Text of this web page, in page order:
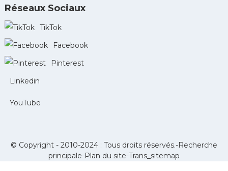
Réseaux Sociaux
TikTok
Facebook
Pinterest
Linkedin
YouTube
© Copyright - 2010-2024 : Tous droits réservés.-Recherche
principale-Plan du site-Trans_sitemap